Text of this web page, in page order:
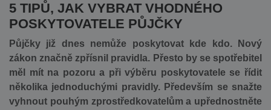
5 TIPŮ, JAK VYBRAT VHODNÉHO
POSKYTOVATELE PŮJČKY
Půjčky již dnes nemůže poskytovat kde kdo. Nový
zákon značně zpřísnil pravidla. Přesto by se spotřebitel
měl mít na pozoru a při výběru poskytovatele se řídit
několika jednoduchými pravidly. Především se snažte
vyhnout pouhým zprostředkovatelům a upřednostněte